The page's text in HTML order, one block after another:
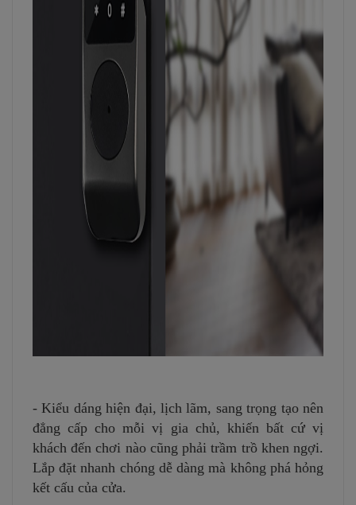
- Kiểu dáng hiện đại, lịch lãm, sang trọng tạo nên
đẳng cấp cho mỗi vị gia chủ, khiến bất cứ vị
khách đến chơi nào cũng phải trầm trồ khen ngợi.
Lắp đặt nhanh chóng dễ dàng mà không phá hỏng
kết cấu của cửa.